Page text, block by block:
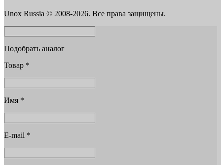
Unox Russia © 2008-2026. Все права защищены.
Подобрать аналог
Товар *
Имя *
E-mail *